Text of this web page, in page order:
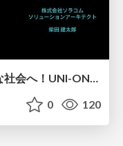
移動の壁をなくし、ボーダレスな社会へ！UNI-ONE開発秘話と実践【SORACOM Discovery 2026】
0 120